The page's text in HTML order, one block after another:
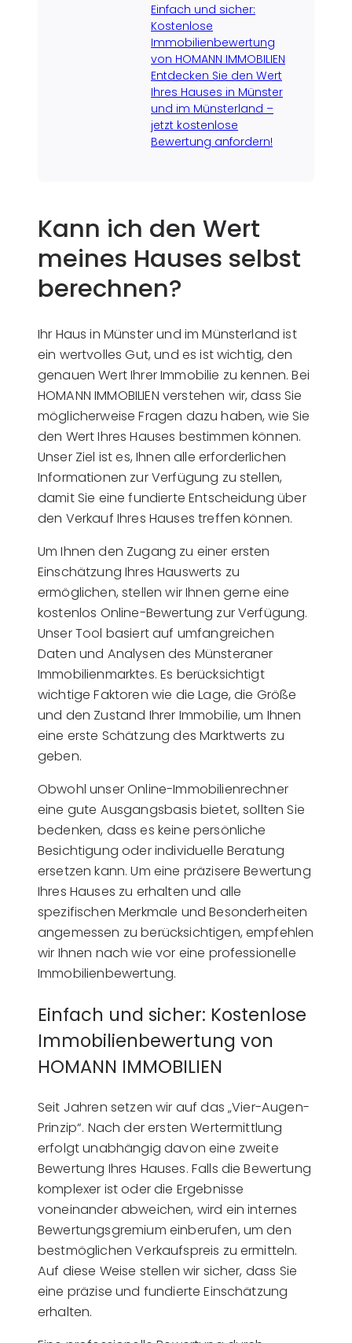
Kann ich den Wert
meines Hauses selbst
berechnen?
Ihr Haus in Münster und im Münsterland ist
ein wertvolles Gut, und es ist wichtig, den
genauen Wert Ihrer Immobilie zu kennen. Bei
HOMANN IMMOBILIEN verstehen wir, dass Sie
möglicherweise Fragen dazu haben, wie Sie
den Wert Ihres Hauses bestimmen können.
Unser Ziel ist es, Ihnen alle erforderlichen
Informationen zur Verfügung zu stellen,
damit Sie eine fundierte Entscheidung über
den Verkauf Ihres Hauses treffen können.
Um Ihnen den Zugang zu einer ersten
Einschätzung Ihres Hauswerts zu
ermöglichen, stellen wir Ihnen gerne eine
kostenlos Online-Bewertung zur Verfügung.
Unser Tool basiert auf umfangreichen
Daten und Analysen des Münsteraner
Immobilienmarktes. Es berücksichtigt
wichtige Faktoren wie die Lage, die Größe
und den Zustand Ihrer Immobilie, um Ihnen
eine erste Schätzung des Marktwerts zu
geben.
Obwohl unser Online-Immobilienrechner
eine gute Ausgangsbasis bietet, sollten Sie
bedenken, dass es keine persönliche
Besichtigung oder individuelle Beratung
ersetzen kann. Um eine präzisere Bewertung
Ihres Hauses zu erhalten und alle
spezifischen Merkmale und Besonderheiten
angemessen zu berücksichtigen, empfehlen
wir Ihnen nach wie vor eine professionelle
Immobilienbewertung.
Einfach und sicher: Kostenlose
Immobilienbewertung von
HOMANN IMMOBILIEN
Seit Jahren setzen wir auf das „Vier-Augen-
Prinzip“. Nach der ersten Wertermittlung
erfolgt unabhängig davon eine zweite
Bewertung Ihres Hauses. Falls die Bewertung
komplexer ist oder die Ergebnisse
voneinander abweichen, wird ein internes
Bewertungsgremium einberufen, um den
bestmöglichen Verkaufspreis zu ermitteln.
Auf diese Weise stellen wir sicher, dass Sie
eine präzise und fundierte Einschätzung
erhalten.
Einfach und sicher:
Kostenlose
Immobilienbewertung
von HOMANN IMMOBILIEN
Entdecken Sie den Wert
Ihres Hauses in Münster
und im Münsterland –
jetzt kostenlose
Bewertung anfordern!